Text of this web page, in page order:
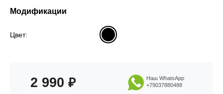
Модификации
Цвет:
2 990 ₽
Наш WhatsApp
+79037880488